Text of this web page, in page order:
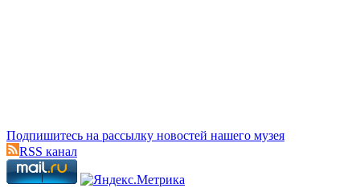
Подпишитесь на рассылку новостей нашего музея
RSS канал